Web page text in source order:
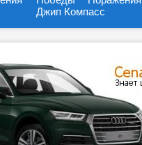
Джип Компасс